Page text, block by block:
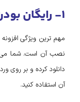
۱- رایگان بودن افزونه rank math
نصب آن است. شما می
دانلود کرده و بر روی
آن استفاده کنید.